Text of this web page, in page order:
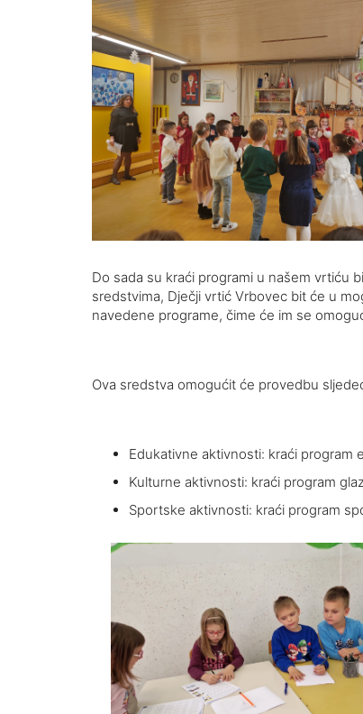
Do sada su kraći programi u našem vrtiću
sredstvima, Dječji vrtić Vrbovec bit će u
navedene programe, čime će im se
Ova sredstva omogućit će provedbu
Edukativne aktivnosti: kraći program
Kulturne aktivnosti: kraći program
Sportske aktivnosti: kraći program